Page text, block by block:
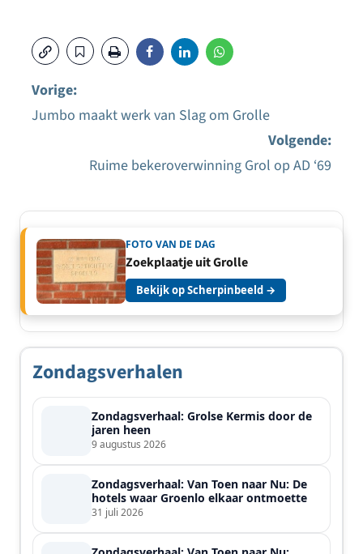
navigatie
Vorige:
Jumbo maakt werk van Slag om Grolle
Volgende:
Ruime bekeroverwinning Grol op AD ‘69
FOTO VAN DE DAG
Zoekplaatje uit Grolle
Bekijk op Scherpinbeeld →
Zondagsverhalen
Zondagsverhaal: Grolse Kermis door de
jaren heen
9 augustus 2026
Zondagsverhaal: Van Toen naar Nu: De
hotels waar Groenlo elkaar ontmoette
31 juli 2026